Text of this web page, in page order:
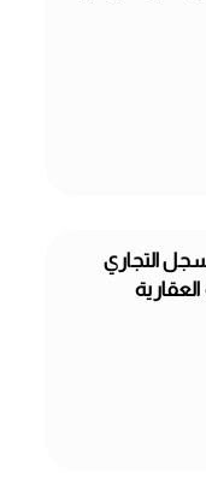
افصاح مكمل بخصوص تأشيرة السجل التجاري
لشركة طفل المستقبل الترفيهية العقارية